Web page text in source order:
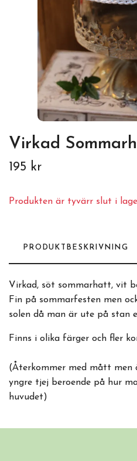
Virkad
195 kr
Produkten är tyvärr slut i
PRODUKTBESKRIVNING
Virkad, söt sommarhatt, vit
Fin på sommarfesten men
solen då man är ute på stan
Finns i olika färger och fler
(Återkommer med mått men
yngre tjej beroende på hur
huvudet)